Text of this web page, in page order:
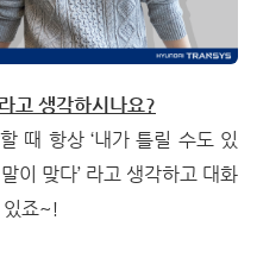
고 생각하시나요?
때 항상 ‘내가 틀릴 수도 있
이 맞다’ 라고 생각하고 대화
있죠~!